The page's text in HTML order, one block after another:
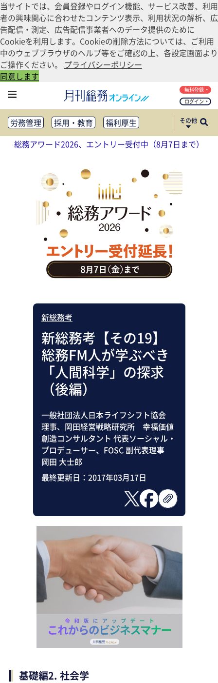
当サイトでは、会員登録やログイン機能、サービス改善、利用
者の興味関心に合わせたコンテンツ表示、利用状況の解析、広
告配信・測定、広告配信事業者へのデータ提供のために
Cookieを利用します。Cookieの削除方法については、ご利用
中のウェブブラウザのヘルプ等をご確認の上、各設定画面より
ご操作ください。 プライバシーポリシー
同意します
ログイン
無料登録
労務管理 採用・教育
福利厚生
健康経営
働き方改革
法務・コンプライアンス
リスクマネジメント・BCP
社外・社内広報
社外・社内コミュニケーション活性化
FM・オフィス移転
CSR・SDGs
テクノロジー活用・DX
助成金・補助金・コスト削減
アウトソーシング・BPO
調査・レポート
その他
総務アワード2026、エントリー受付中（8月7日まで）
新総務考
新総務考【その19】
総務FM人が学ぶべき
「人間科学」の探求
（後編）
一般社団法人日本ライフシフト協会
理事、岡田経営戦略研究所 幸福価値
創造コンサルタント 代表ソーシャル・
プロデューサー、FOSC 副代表理事
岡田 大士郎
最終更新日： 2017年03月17日
基礎編2. 社会学